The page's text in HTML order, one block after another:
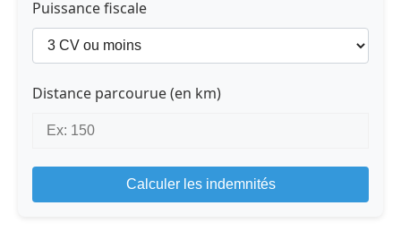
Puissance fiscale
Distance parcourue (en km)
Calculer les indemnités